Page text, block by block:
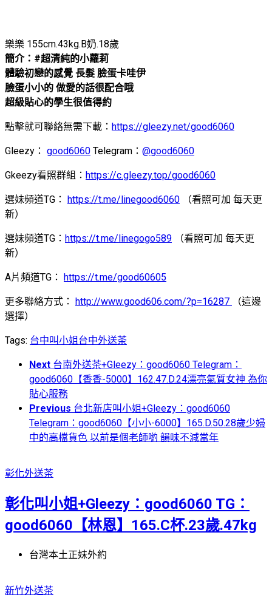
樂樂 155cm.43kg.B奶.18歲
簡介：#超清純的小蘿莉
體驗初戀的感覺 長髮 臉蛋卡哇伊
臉蛋小小的 做愛的話很配合哦
超級貼心的學生很值得約
點擊就可聯絡無需下載： https://gleezy.net/good6060
Gleezy： good6060 Telegram： @good6060
Gkeezy看照群組： https://c.gleezy.top/good6060
選妹頻道TG： https://t.me/linegood6060 （看照可加 每天更
新）
選妹頻道TG： https://t.me/linegogo589 （看照可加 每天更
新）
A片頻道TG： https://t.me/good60605
更多聯絡方式： http://www.good606.com/?p=16287
（這邊
選擇）
Tags: 台中叫小姐 台中外送茶
Next 台南外送茶+Gleezy：good6060 Telegram：
good6060【香香-5000】162.47.D.24漂亮氣質女神 為你
貼心服務
Previous 台北新店叫小姐+Gleezy：good6060
Telegram：good6060【小小-6000】165.D.50.28歲少婦
中的高檔貨色 以前是個老師喲 韻味不減當年
彰化外送茶
彰化叫小姐+Gleezy：good6060 TG：
good6060【林恩】165.C杯.23歲.47kg
台灣本土正妹外約
新竹外送茶